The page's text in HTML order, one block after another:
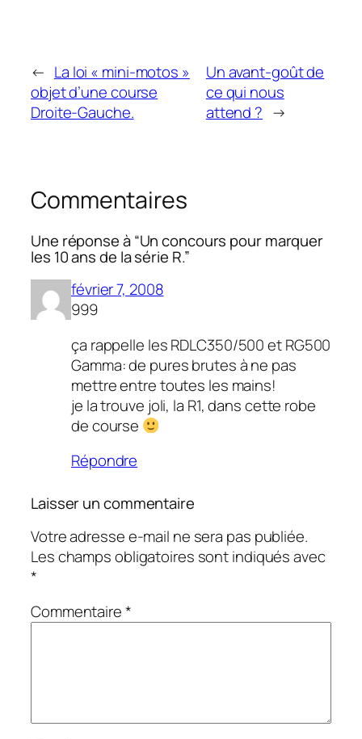
← La loi « mini-motos »
objet d’une course
Droite-Gauche.
Un avant-goût de
ce qui nous
attend ? →
Commentaires
Une réponse à “Un concours pour marquer
les 10 ans de la série R.”
février 7, 2008
999
ça rappelle les RDLC350/500 et RG500
Gamma: de pures brutes à ne pas
mettre entre toutes les mains!
je la trouve joli, la R1, dans cette robe
de course
Répondre
Laisser un commentaire
Votre adresse e-mail ne sera pas publiée.
Les champs obligatoires sont indiqués avec
*
Commentaire*